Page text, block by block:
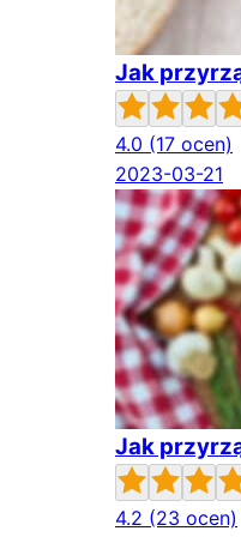
Jak
4.0 (17 ocen)
2023-03-21
Jak
4.2 (23 ocen)